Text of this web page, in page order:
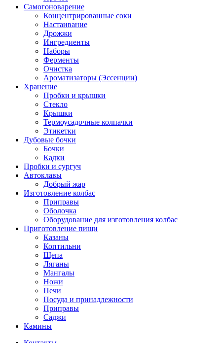
Самогоноварение
Концентрированные соки
Настаивание
Дрожжи
Ингредиенты
Наборы
Ферменты
Очистка
Ароматизаторы (Эссенции)
Хранение
Пробки и крышки
Стекло
Крышки
Термоусадочные колпачки
Этикетки
Дубовые бочки
Бочки
Кадки
Пробки и сургуч
Автоклавы
Добрый жар
Изготовление колбас
Приправы
Оболочка
Оборудование для изготовления колбас
Приготовление пищи
Казаны
Коптильни
Щепа
Ляганы
Мангалы
Ножи
Печи
Посуда и принадлежности
Приправы
Саджи
Камины